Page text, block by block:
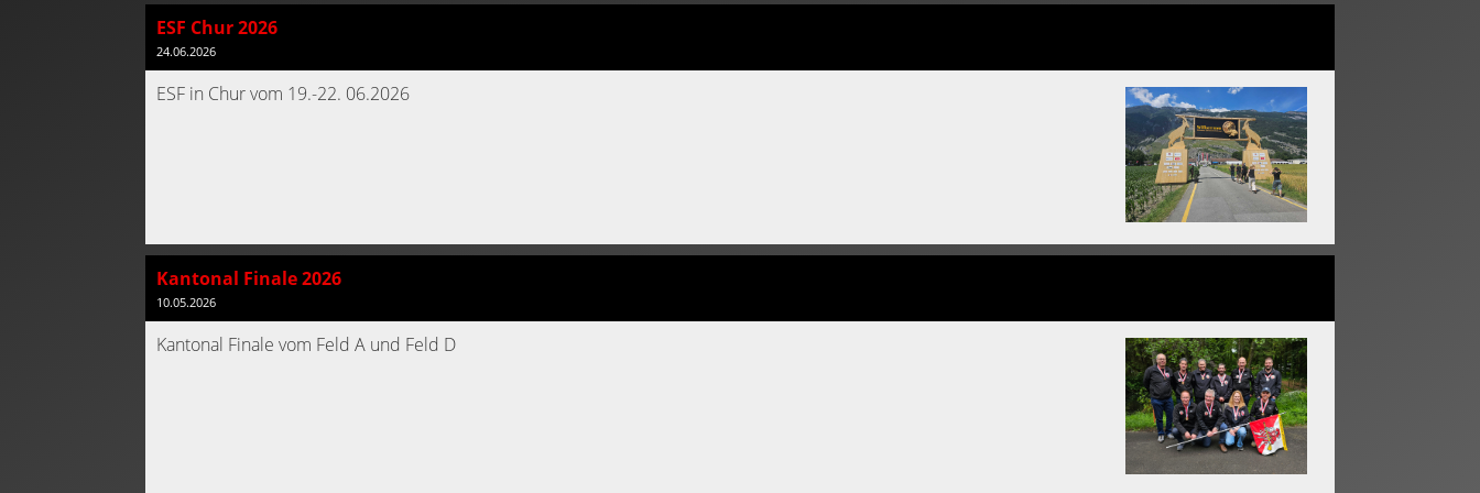
ESF Chur 2026
24.06.2026
ESF in Chur vom 19.-22. 06.2026
Kantonal Finale 2026
10.05.2026
Kantonal Finale vom Feld A und Feld D